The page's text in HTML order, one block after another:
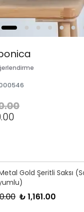
Gold Şeritli Saksı
₺ 1,161.00